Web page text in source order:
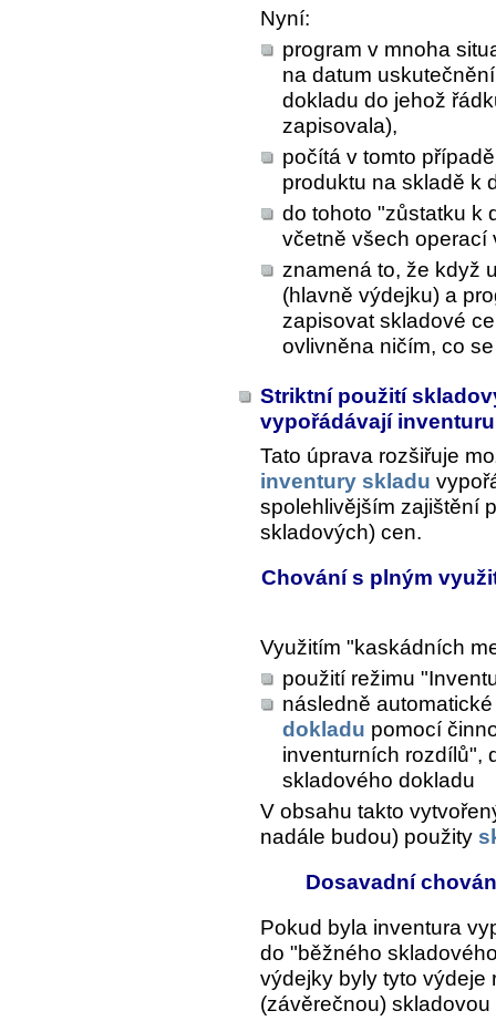
Nyní:
program v mnoha
na datum
dokladu do jehož
zapisovala),
počítá v tomto
produktu na skladě k
do tohoto "zůstatku k
včetně všech operací
znamená to, že když
(hlavně výdejku) a
zapisovat skladové
ovlivněna ničím, co
Striktní použití
vypořádávají
Tato úprava rozšiřuje
inventury skladu
spolehlivějším zajištění
skladových) cen.
Chování s plným
Využitím "kaskádních
použití režimu
následně
dokladu pomocí
inventurních rozdílů",
skladového dokladu
V obsahu takto
nadále budou) použity
Dosavadní
Pokud byla inventura
do "běžného
výdejky byly tyto výdeje
(závěrečnou)